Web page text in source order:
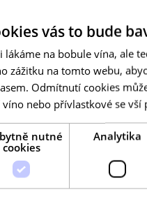
vás to bude
lákáme na bobule vína, ale
zážitku na tomto webu,
Odmítnutí cookies
nebo přívlastkové se vší
nutné
cookies
Analytika